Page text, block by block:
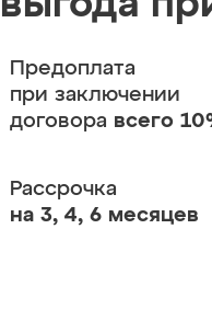
Предоплата
при заключении
договора всего
Рассрочка
на 3, 4, 6 месяцев